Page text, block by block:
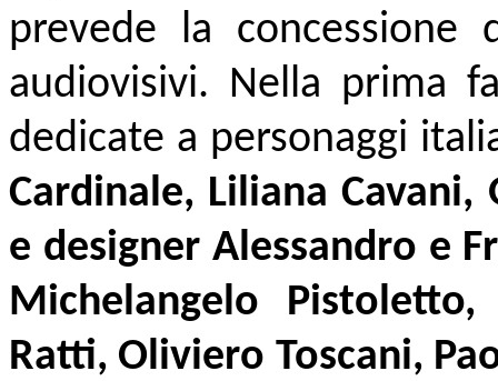
prevede la
audiovisivi. Nella prima
dedicate a personaggi
Cardinale, Liliana
e designer Alessandro e
Michelangelo
Ratti, Oliviero Toscani,